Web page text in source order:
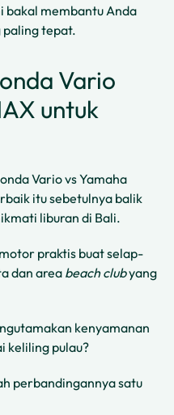
bakal membantu Anda
paling tepat.
Vario
untuk
Vario vs Yamaha
itu sebetulnya balik
liburan di Bali.
praktis buat selap-
dan area beach clubyang
kenyamanan
keliling pulau?
perbandingannya satu